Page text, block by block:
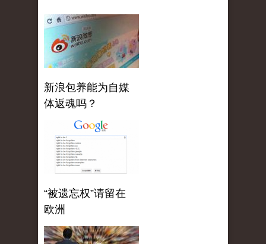
新浪包养能为自媒
体返魂吗？
“被遗忘权”请留在
欧洲